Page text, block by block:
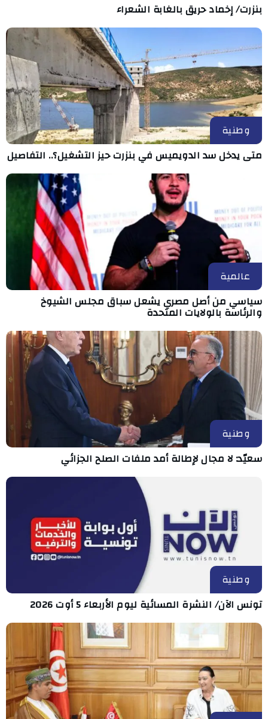
بنزرت/ إخماد حريق بالغابة الشعراء
وطنية
متى يدخل سد الدويميس في بنزرت حيز التشغيل؟.. التفاصيل
عالمية
سياسي من أصل مصري يشعل سباق مجلس الشيوخ
والرئاسة بالولايات المتحدة
وطنية
سعيّد: لا مجال لإطالة أمد ملفات الصلح الجزائي
وطنية
تونس الآن/ النشرة المسائية ليوم الأربعاء 5 أوت 2026